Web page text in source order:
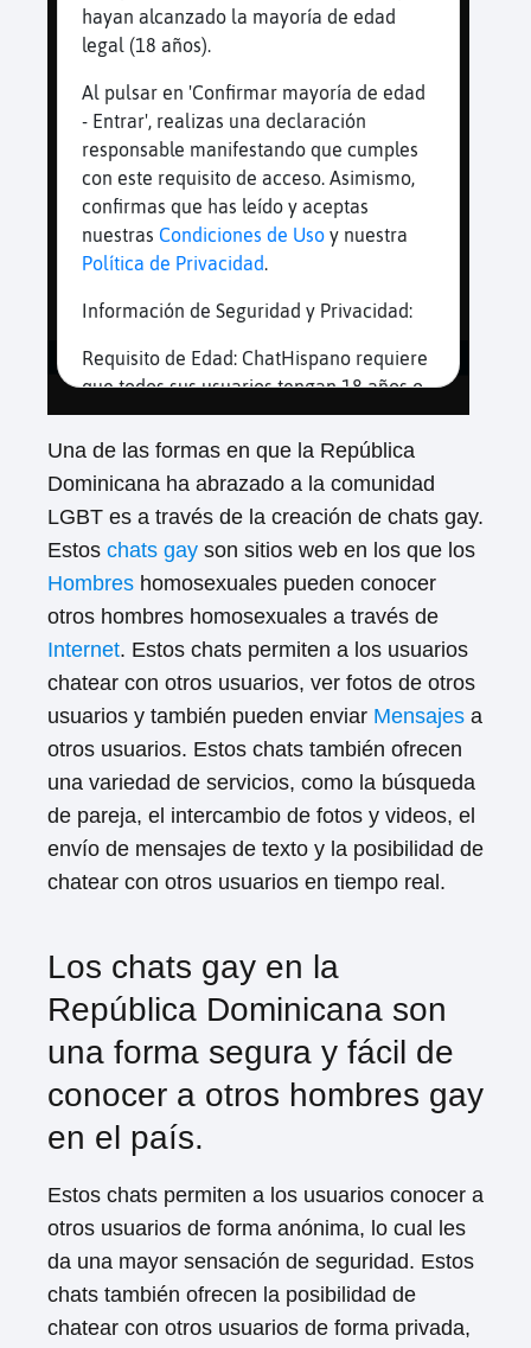
Una de las formas en que la República
Dominicana ha abrazado a la comunidad
LGBT es a través de la creación de chats gay.
Estos chats gay son sitios web en los que los
Hombres homosexuales pueden conocer
otros hombres homosexuales a través de
Internet. Estos chats permiten a los usuarios
chatear con otros usuarios, ver fotos de otros
usuarios y también pueden enviar Mensajes a
otros usuarios. Estos chats también ofrecen
una variedad de servicios, como la búsqueda
de pareja, el intercambio de fotos y videos, el
envío de mensajes de texto y la posibilidad de
chatear con otros usuarios en tiempo real.
Los chats gay en la
República Dominicana son
una forma segura y fácil de
conocer a otros hombres gay
en el país.
Estos chats permiten a los usuarios conocer a
otros usuarios de forma anónima, lo cual les
da una mayor sensación de seguridad. Estos
chats también ofrecen la posibilidad de
chatear con otros usuarios de forma privada,